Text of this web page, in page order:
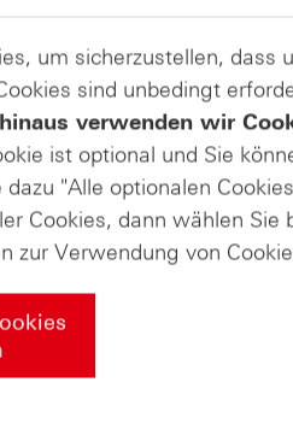
anfallen) sind in der
AUSGABE
DAX®-
Erstmals über
um sicherzustellen,
sind unbedingt
verwenden wir
ist optional und Sie
"Alle optionalen
Cookies, dann wählen Sie
zur Verwendung von